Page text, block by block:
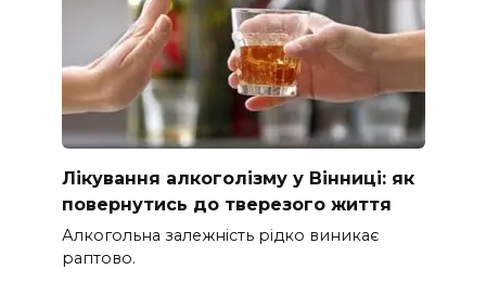
Лікування алкоголізму у Вінниці: як
повернутись до тверезого життя
Алкогольна залежність рідко виникає
раптово.